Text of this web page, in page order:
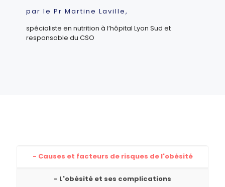
par le Pr Martine Laville,
spécialiste en nutrition à l’hôpital Lyon Sud et
responsable du CSO
- Causes et facteurs de risques de l'obésité
- L'obésité et ses complications